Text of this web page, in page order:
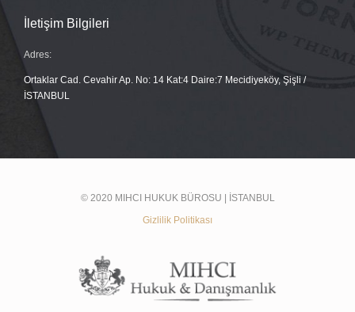
İletişim Bilgileri
Adres:
Ortaklar Cad. Cevahir Ap. No: 14 Kat:4 Daire:7 Mecidiyeköy, Şişli /
İSTANBUL
© 2020 MIHCI HUKUK BÜROSU | İSTANBUL
Gizlilik Politikası